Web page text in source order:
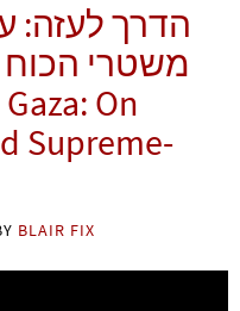
משטרי הכוח
Supreme-
BLAIR FIX